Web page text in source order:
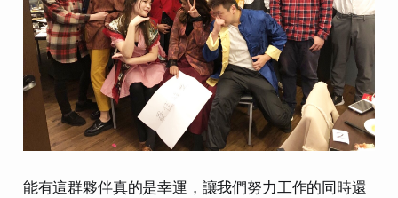
能有這群夥伴真的是幸運，讓我們努力工作的同時還